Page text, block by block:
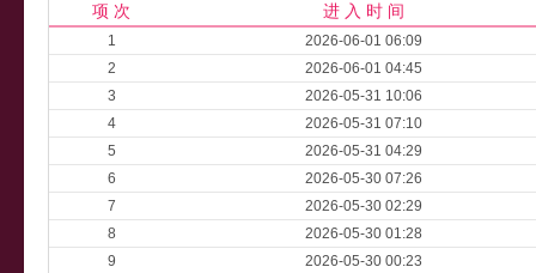
项 次 进 入 时 间
1
2026-06-01 06:09
2
2026-06-01 04:45
3
2026-05-31 10:06
4
2026-05-31 07:10
5
2026-05-31 04:29
6
2026-05-30 07:26
7
2026-05-30 02:29
8
2026-05-30 01:28
9
2026-05-30 00:23